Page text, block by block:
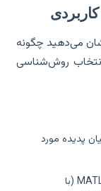
چگونه
روش‌شناسی
مورد
استفاده از نرم‌افزارهایی مانند MATLAB, Python (با